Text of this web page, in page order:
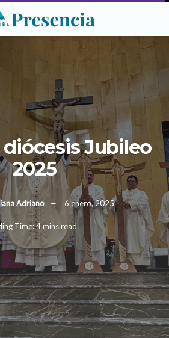
Jubileo
2025
Adriano 6 enero, 2025
Time: 4 mins read